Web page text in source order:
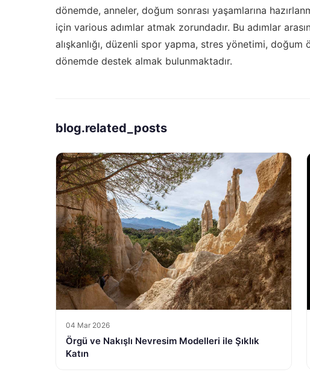
dönemde, anneler, doğum sonrası yaşamlarına
için various adımlar atmak zorundadır. Bu adımlar
alışkanlığı, düzenli spor yapma, stres yönetimi,
dönemde destek almak bulunmaktadır.
blog.related_posts
04 Mar 2026
Örgü ve Nakışlı Nevresim Modelleri ile Şıklık
Katın